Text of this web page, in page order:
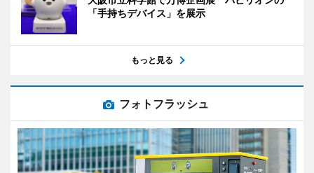
「手持ちデバイス」を展示
もっと見る
フォトフラッシュ